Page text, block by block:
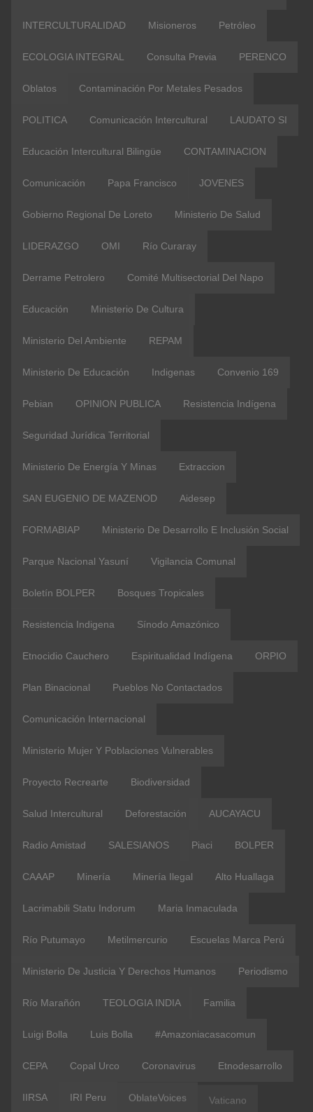
INTERCULTURALIDAD Misioneros Petróleo
ECOLOGIA INTEGRAL Consulta Previa PERENCO
Oblatos Contaminación Por Metales Pesados
POLITICA Comunicación Intercultural LAUDATO SI
Educación Intercultural Bilingüe CONTAMINACION
Comunicación Papa Francisco JOVENES
Gobierno Regional De Loreto Ministerio De Salud
LIDERAZGO OMI Río Curaray
Derrame Petrolero Comité Multisectorial Del Napo
Educación Ministerio De Cultura
Ministerio Del Ambiente REPAM
Ministerio De Educación Indigenas Convenio 169
Pebian OPINION PUBLICA Resistencia Indígena
Seguridad Jurídica Territorial
Ministerio De Energía Y Minas Extraccion
SAN EUGENIO DE MAZENOD Aidesep
FORMABIAP Ministerio De Desarrollo E Inclusión Social
Parque Nacional Yasuní Vigilancia Comunal
Boletín BOLPER Bosques Tropicales
Resistencia Indigena Sínodo Amazónico
Etnocidio Cauchero Espiritualidad Indígena ORPIO
Plan Binacional Pueblos No Contactados
Comunicación Internacional
Ministerio Mujer Y Poblaciones Vulnerables
Proyecto Recrearte Biodiversidad
Salud Intercultural Deforestación AUCAYACU
Radio Amistad SALESIANOS Piaci BOLPER
CAAAP Minería Minería Ilegal Alto Huallaga
Lacrimabili Statu Indorum Maria Inmaculada
Río Putumayo Metilmercurio Escuelas Marca Perú
Ministerio De Justicia Y Derechos Humanos Periodismo
Río Marañón TEOLOGIA INDIA Familia
Luigi Bolla Luis Bolla #amazoniacasacomun
CEPA Copal Urco Coronavirus Etnodesarrollo
IIRSA IRI Peru OblateVoices Vaticano